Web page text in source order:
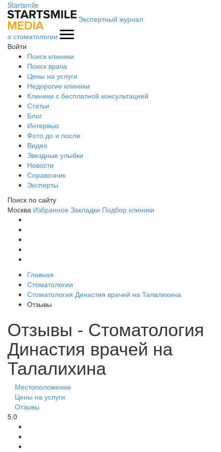
Startsmile
Экспертный журнал
о стоматологии
Войти
Поиск клиники
Поиск врача
Цены на услуги
Недорогие клиники
Клиники с бесплатной консультацией
Статьи
Блог
Интервью
Фото до и после
Видео
Звездные улыбки
Новости
Справочник
Эксперты
Поиск по сайту
Москва Избранное Закладки Подбор клиники
Главная
Стоматологии
Стоматология Династия врачей на Талалихина
Отзывы
Отзывы - Стоматология
Династия врачей на
Талалихина
Местоположение
Цены на услуги
Отзывы
5.0